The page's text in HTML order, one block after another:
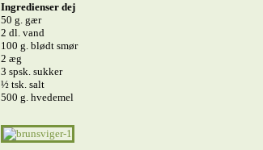
Ingredienser dej
50 g. gær
2 dl. vand
100 g. blødt smør
2 æg
3 spsk. sukker
½ tsk. salt
500 g. hvedemel